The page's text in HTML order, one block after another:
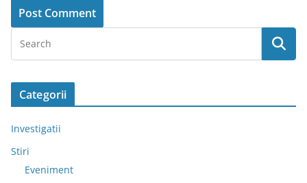
Categorii
Investigatii
Stiri
Eveniment